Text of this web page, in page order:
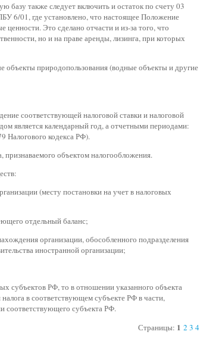
базу также следует включить и остаток по счету 03
6/01, где установлено, что настоящее Положение
Это сделано отчасти и из-за того, что
но и на праве аренды, лизинга, при которых
объекты природопользования (водные объекты и другие
соответствующей налоговой ставки и налоговой
является календарный год, а отчетными периодами:
Налогового кодекса РФ).
признаваемого объектом налогообложения.
(месту постановки на учет в налоговых
отдельный баланс;
организации, обособленного подразделения
иностранной организации;
субъектов РФ, то в отношении указанного объекта
в соответствующем субъекте РФ в части,
соответствующего субъекта РФ.
Страницы: 1 2 3 4